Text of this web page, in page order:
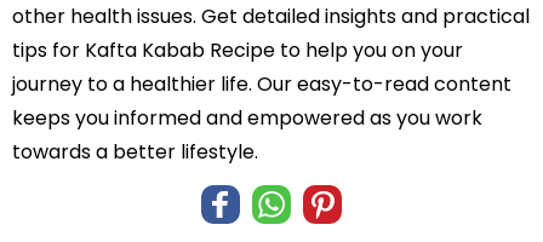
other health issues. Get detailed insights and practical
tips for Kafta Kabab Recipe to help you on your
journey to a healthier life. Our easy-to-read content
keeps you informed and empowered as you work
towards a better lifestyle.